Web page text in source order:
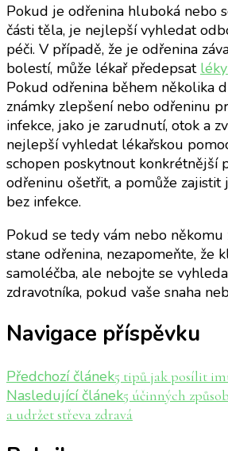
Pokud je odřenina hluboká nebo
části těla, je nejlepší vyhledat
péči. V případě, že je odřenina
bolestí, může lékař předepsat
Pokud odřenina během několika
známky zlepšení nebo odřeninu
infekce, jako je zarudnutí, otok a
nejlepší vyhledat lékařskou
schopen poskytnout konkrétnější
odřeninu ošetřit, a pomůže zajistit
bez infekce.
Pokud se tedy vám nebo někomu
stane odřenina, nezapomeňte, že
samoléčba, ale nebojte se
zdravotníka, pokud vaše snaha
Navigace příspěvku
Předchozí článek5 tipů jak posílit
Nasledující článek5 účinných
a udržet střeva zdravá